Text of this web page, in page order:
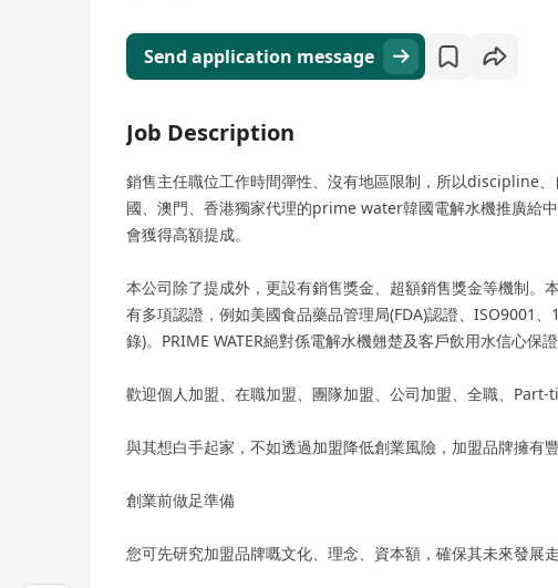
Send application message
Job Description
銷售主任職位工作時間彈性、沒有地區限制，所以discipline
國、澳門、香港獨家代理的prime water韓國電解水機推廣給
會獲得高額提成。
本公司除了提成外，更設有銷售獎金、超額銷售獎金等機制。
有多項認證，例如美國食品藥品管理局(FDA)認證、ISO9001
錄)。PRIME WATER絕對係電解水機翹楚及客戶飲用水信心保證
歡迎個人加盟、在職加盟、團隊加盟、公司加盟、全職、Part-
與其想白手起家，不如透過加盟降低創業風險，加盟品牌擁有
創業前做足準備
您可先研究加盟品牌嘅文化、理念、資本額，確保其未來發展